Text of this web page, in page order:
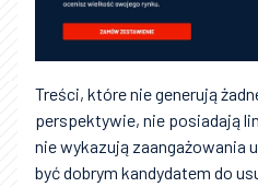
Treści, które nie generują
perspektywie, nie posiadają
nie wykazują zaangażowania
być dobrym kandydatem do